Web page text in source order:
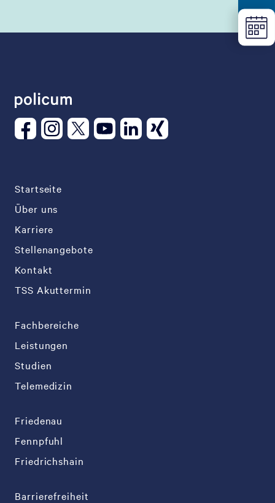
Startseite
Über uns
Karriere
Stellenangebote
Kontakt
TSS Akuttermin
Fachbereiche
Leistungen
Studien
Telemedizin
Friedenau
Fennpfuhl
Friedrichshain
Barrierefreiheit